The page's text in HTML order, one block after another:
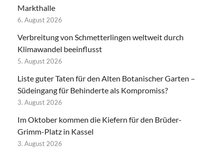
Markthalle
6. August 2026
Verbreitung von Schmetterlingen weltweit durch
Klimawandel beeinflusst
5. August 2026
Liste guter Taten für den Alten Botanischer Garten –
Südeingang für Behinderte als Kompromiss?
3. August 2026
Im Oktober kommen die Kiefern für den Brüder-
Grimm-Platz in Kassel
3. August 2026